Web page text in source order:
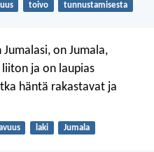
toivo tunnustamisesta
on Jumala,
ja on laupias
häntä rakastavat ja
laki Jumala